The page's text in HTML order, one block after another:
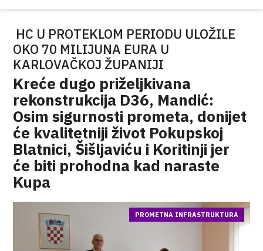
HC U PROTEKLOM PERIODU ULOŽILE
OKO 70 MILIJUNA EURA U
KARLOVAČKOJ ŽUPANIJI
Kreće dugo priželjkivana
rekonstrukcija D36, Mandić:
Osim sigurnosti prometa, donijet
će kvalitetniji život Pokupskoj
Blatnici, Šišljaviću i Koritinji jer
će biti prohodna kad naraste
Kupa
PROMETNA INFRASTRUKTURA